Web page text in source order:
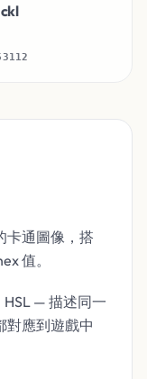
卡通圖像，搭
值。
HSL — 描述同一
對應到遊戲中